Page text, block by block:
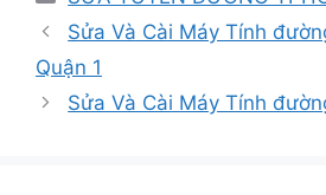
mục
Sửa Và Cài Máy Tính
Quận 1
Sửa Và Cài Máy Tính